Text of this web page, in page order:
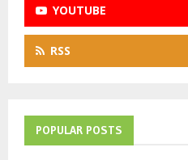
YOUTUBE
RSS
POPULAR POSTS